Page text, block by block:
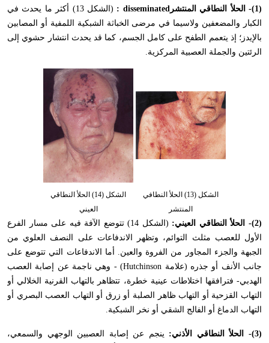
(1)- الحلأ النطاقي المنتشر disseminated
:
(الشكل 13) أكثر ما يحدث في
الكبار والمضعفين ولاسيما في مرضى الخباثة الشبكية اللمفية أو المصابين
بالإيدز؛ إذ يتعمم الطفح على كامل الجسم، كما قد يحدث انتشار حشوي إلى
الرئتين والجملة العصبية المركزية.
الشكل (13) الحلأ النطافي
المنتشر
الشكل (14) الحلأ النطاقي
العيني
(2)- الحلأ النطاقي العيني:
(الشكل 14) تتوضع الآفة فيه على مسار الفرع
الأول للعصب مثلث التوائم، وتظهر الاندفاعات على النصف العلوي من
الجبهة والجزء المجاور من الفروة والعين. أما الاندفاعات التي تتوضع على
جانب الأنف أو جذره (علامة Hutchinson) - وهي ناجمة عن إصابة العصب
الهدبي- فترافقها اختلاطات عينية خطرة، تتظاهر بالتهاب القرنية الخلالي أو
التهاب القزحية أو التهاب ظاهر الصلبة أو زرق أو التهاب العصب البصري أو
التهاب الدماغ أو الفالج الشقي أو نخر الشبكية.
(3)- الحلأ النطاقي الأذني:
ينجم عن إصابة العصبين الوجهي والسمعي،